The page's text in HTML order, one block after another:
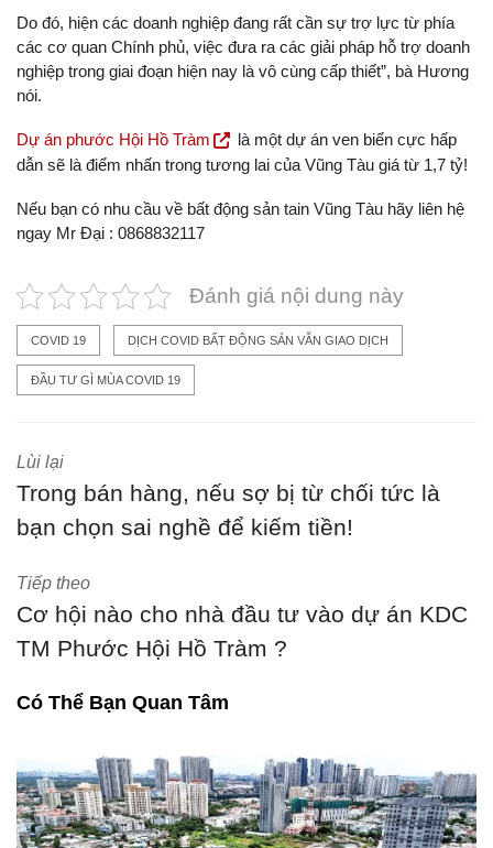
Do đó, hiện các doanh nghiệp đang rất cần sự trợ lực từ phía
các cơ quan Chính phủ, việc đưa ra các giải pháp hỗ trợ doanh
nghiệp trong giai đoạn hiện nay là vô cùng cấp thiết”, bà Hương
nói.
Dự án phước Hội Hồ Tràm
là một dự án ven biển cực hấp
dẫn sẽ là điểm nhấn trong tương lai của Vũng Tàu giá từ 1,7 tỷ!
Nếu bạn có nhu cầu về bất động sản tain Vũng Tàu hãy liên hệ
ngay Mr Đại : 0868832117
Đánh giá nội dung này
COVID 19 DỊCH COVID BẤT ĐỘNG SẢN VẪN GIAO DỊCH
ĐẦU TƯ GÌ MÙA COVID 19
Lùi lại
Trong bán hàng, nếu sợ bị từ chối tức là
bạn chọn sai nghề để kiếm tiền!
Tiếp theo
Cơ hội nào cho nhà đầu tư vào dự án KDC
TM Phước Hội Hồ Tràm ?
Có Thể Bạn Quan Tâm